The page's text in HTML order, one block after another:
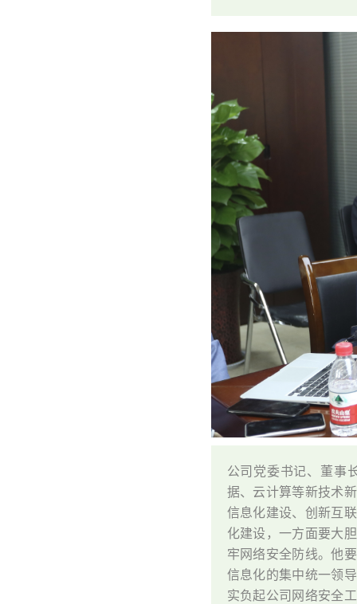
公司党委书记、董事
据、云计算等新技术
信息化建设、创新互
化建设，一方面要大
牢网络安全防线。他
信息化的集中统一领
实负起公司网络安全